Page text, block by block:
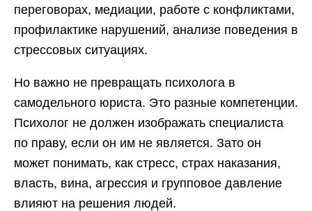
переговорах, медиации, работе с конфликтами,
профилактике нарушений, анализе поведения в
стрессовых ситуациях.
Но важно не превращать психолога в
самодельного юриста. Это разные компетенции.
Психолог не должен изображать специалиста
по праву, если он им не является. Зато он
может понимать, как стресс, страх наказания,
власть, вина, агрессия и групповое давление
влияют на решения людей.